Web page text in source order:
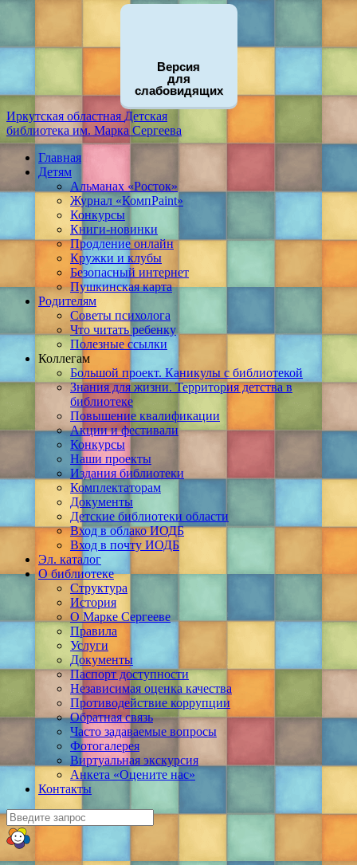
Версия
для
слабовидящих
Иркутская областная Детская
библиотека им. Марка Сергеева
Главная
Детям
Альманах «Росток»
Журнал «КомпPaint»
Конкурсы
Книги-новинки
Продление онлайн
Кружки и клубы
Безопасный интернет
Пушкинская карта
Родителям
Советы психолога
Что читать ребенку
Полезные ссылки
Коллегам
Большой проект. Каникулы с библиотекой
Знания для жизни. Территория детства в
библиотеке
Повышение квалификации
Акции и фестивали
Конкурсы
Наши проекты
Издания библиотеки
Комплектаторам
Документы
Детские библиотеки области
Вход в облако ИОДБ
Вход в почту ИОДБ
Эл. каталог
О библиотеке
Структура
История
О Марке Сергееве
Правила
Услуги
Документы
Паспорт доступности
Независимая оценка качества
Противодействие коррупции
Обратная связь
Часто задаваемые вопросы
Фотогалерея
Виртуальная экскурсия
Анкета «Оцените нас»
Контакты